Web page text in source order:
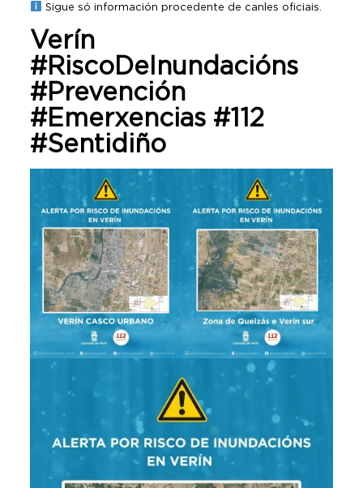
Sigue só información procedente de canles oficiais.
Verín
#RiscoDeInundacións
#Prevención
#Emerxencias #112
#Sentidiño